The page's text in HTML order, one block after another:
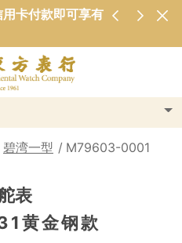
卡付款即可享有
碧湾一型 M79603-0001
表
黄金钢款